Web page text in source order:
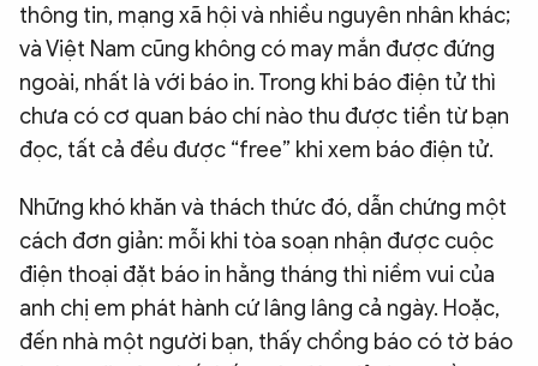
thông tin, mạng xã hội và nhiều nguyên nhân khác;
và Việt Nam cũng không có may mắn được đứng
ngoài, nhất là với báo in. Trong khi báo điện tử thì
chưa có cơ quan báo chí nào thu được tiền từ bạn
đọc, tất cả đều được “free” khi xem báo điện tử.
Những khó khăn và thách thức đó, dẫn chứng một
cách đơn giản: mỗi khi tòa soạn nhận được cuộc
điện thoại đặt báo in hằng tháng thì niềm vui của
anh chị em phát hành cứ lâng lâng cả ngày. Hoặc,
đến nhà một người bạn, thấy chồng báo có tờ báo